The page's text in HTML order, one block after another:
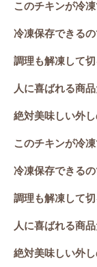
このチキンが冷
冷凍保存できる
調理も解凍して
人に喜ばれる商
絶対美味しい外
このチキンが冷
冷凍保存できる
調理も解凍して
人に喜ばれる商
絶対美味しい外